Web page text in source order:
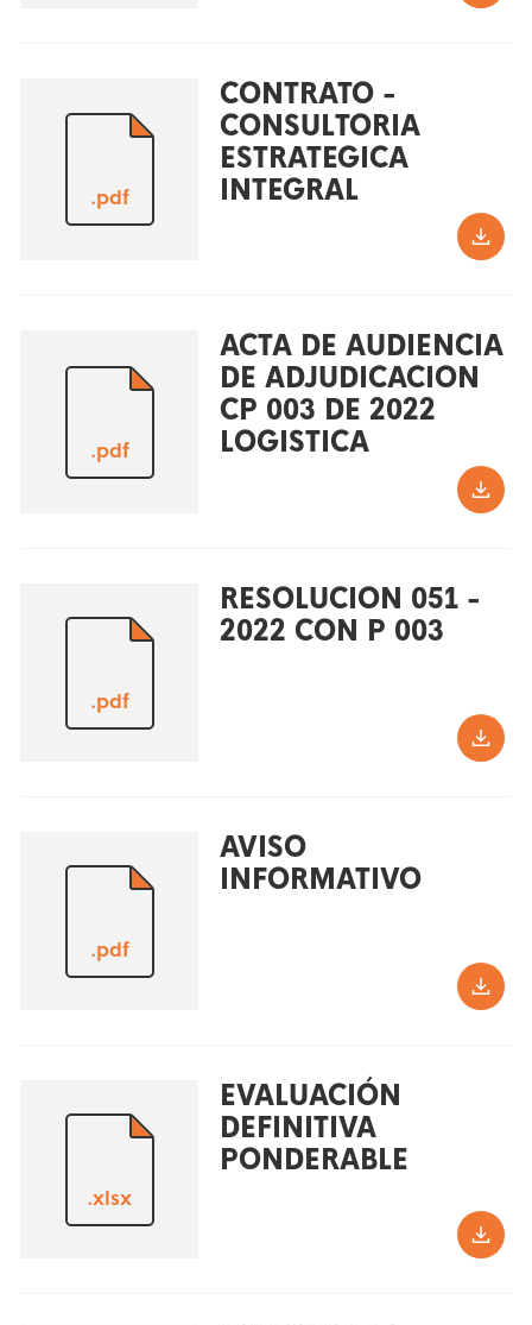
.pdf
CONTRATO -
CONSULTORIA
ESTRATEGICA
INTEGRAL
.pdf
ACTA DE AUDIENCIA
DE ADJUDICACION
CP 003 DE 2022
LOGISTICA
.pdf
RESOLUCION 051 -
2022 CON P 003
.pdf
AVISO
INFORMATIVO
.xlsx
EVALUACIÓN
DEFINITIVA
PONDERABLE